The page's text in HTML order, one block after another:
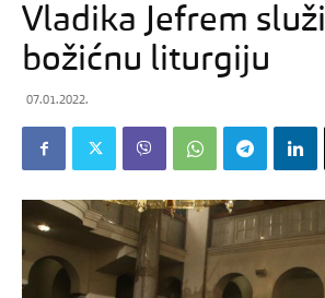
Vladika Jefrem
božićnu liturgiju
07.01.2022.